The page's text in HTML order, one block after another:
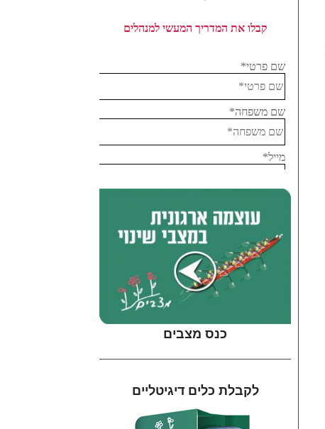
כנס מצבים
לקבלת כלים דיגיטליים